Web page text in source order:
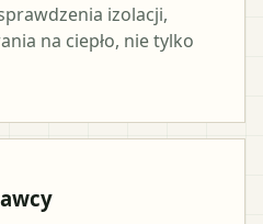
izolacji,
na ciepło, nie tylko